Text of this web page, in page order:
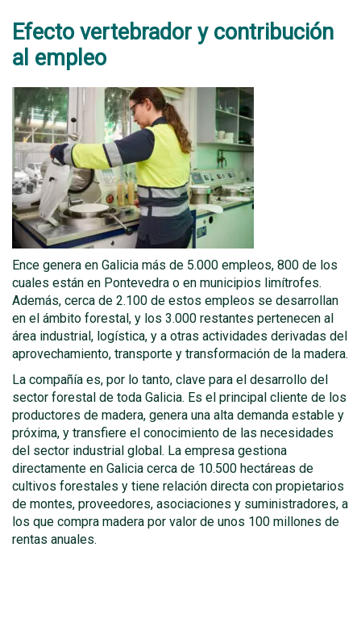
Efecto vertebrador y contribución
al empleo
Ence genera en Galicia más de 5.000 empleos, 800 de los
cuales están en Pontevedra o en municipios limítrofes.
Además, cerca de 2.100 de estos empleos se desarrollan
en el ámbito forestal, y los 3.000 restantes pertenecen al
área industrial, logística, y a otras actividades derivadas del
aprovechamiento, transporte y transformación de la madera.
La compañía es, por lo tanto, clave para el desarrollo del
sector forestal de toda Galicia. Es el principal cliente de los
productores de madera, genera una alta demanda estable y
próxima, y transfiere el conocimiento de las necesidades
del sector industrial global. La empresa gestiona
directamente en Galicia cerca de 10.500 hectáreas de
cultivos forestales y tiene relación directa con propietarios
de montes, proveedores, asociaciones y suministradores, a
los que compra madera por valor de unos 100 millones de
rentas anuales.